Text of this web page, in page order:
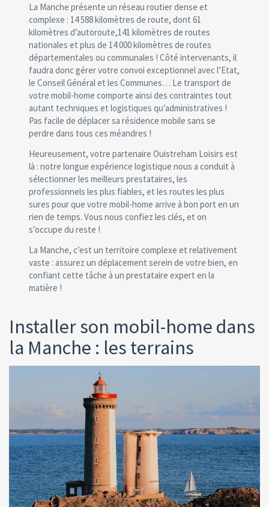
La Manche présente un réseau routier dense et
complexe : 14 588 kilomètres de route, dont 61
kilomètres d’autoroute,141 kilomètres de routes
nationales et plus de 14 000 kilomètres de routes
départementales ou communales ! Côté intervenants, il
faudra donc gérer votre convoi exceptionnel avec l’Etat,
le Conseil Général et les Communes… Le transport de
votre mobil-home comporte ainsi des contraintes tout
autant techniques et logistiques qu’administratives !
Pas facile de déplacer sa résidence mobile sans se
perdre dans tous ces méandres !
Heureusement, votre partenaire Ouistreham Loisirs est
là : notre longue expérience logistique nous a conduit à
sélectionner les meilleurs prestataires, les
professionnels les plus fiables, et les routes les plus
sures pour que votre mobil-home arrive à bon port en un
rien de temps. Vous nous confiez les clés, et on
s’occupe du reste !
La Manche, c’est un territoire complexe et relativement
vaste : assurez un déplacement serein de votre bien, en
confiant cette tâche à un prestataire expert en la
matière !
Installer son mobil-home dans
la Manche : les terrains